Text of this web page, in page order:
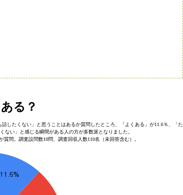
る？
したくない」と思うことはあるか質問したところ、「よくある」が11.6％、「た
ない」と感じる瞬間がある人の方が多数派となりました。
問。調査設問数10問、調査回収人数110名（未回答含む）。